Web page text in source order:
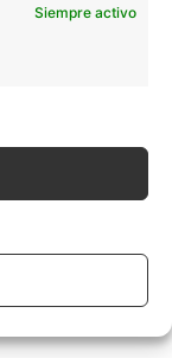
Siempre activo